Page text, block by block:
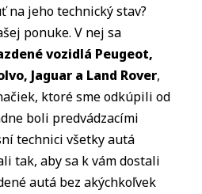
na jeho technický stav?
ponuke. V nej sa
vozidlá Peugeot,
Jaguar a Land Rover,
ktoré sme odkúpili od
boli predvádzacími
technici všetky autá
tak, aby sa k vám dostali
autá bez akýchkoľvek